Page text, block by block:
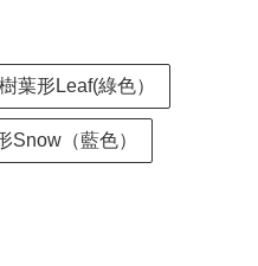
樹葉形Leaf(綠色）
Snow（藍色）